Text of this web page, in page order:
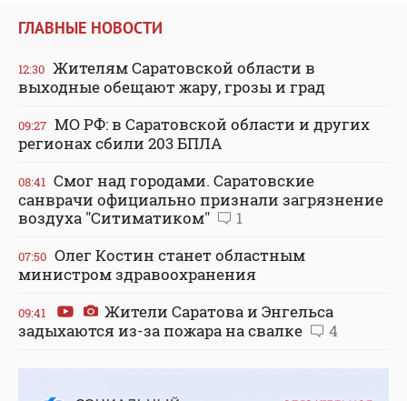
ГЛАВНЫЕ НОВОСТИ
12:30 Жителям Саратовской области в
выходные обещают жару, грозы и град
09:27 МО РФ: в Саратовской области и других
регионах сбили 203 БПЛА
08:41 Смог над городами. Саратовские
санврачи официально признали загрязнение
воздуха "Ситиматиком"
1
07:50 Олег Костин станет областным
министром здравоохранения
09:41
Жители Саратова и Энгельса
задыхаются из-за пожара на свалке
4